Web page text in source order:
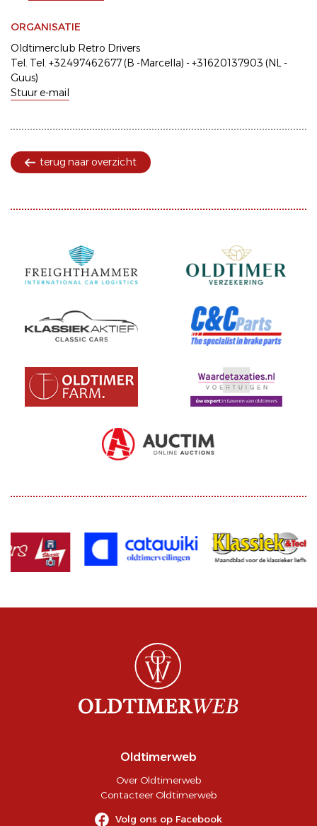
ORGANISATIE
Oldtimerclub Retro Drivers
Tel. Tel. +32497462677 (B -Marcella) - +31620137903 (NL -
Guus)
Stuur e-mail
terug naar overzicht
Oldtimerweb
Over Oldtimerweb
Contacteer Oldtimerweb
Volg ons op Facebook